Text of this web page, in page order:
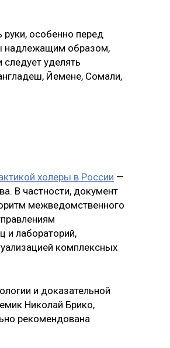
особенно перед
надлежащим образом,
уделять
Йемене, Сомали,
холеры в России —
В частности, документ
межведомственного
и лабораторий,
комплексных
и доказательной
Николай Брико,
рекомендована